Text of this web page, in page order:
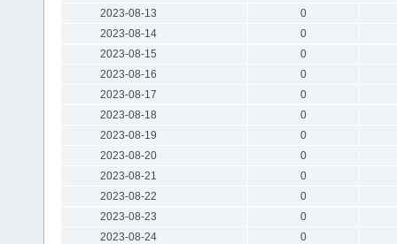
2023-08-13
0
2023-08-14
0
2023-08-15
0
2023-08-16
0
2023-08-17
0
2023-08-18
0
2023-08-19
0
2023-08-20
0
2023-08-21
0
2023-08-22
0
2023-08-23
0
2023-08-24
0